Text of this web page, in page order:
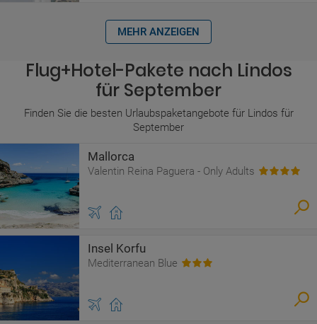
MEHR ANZEIGEN
Flug+Hotel-Pakete nach Lindos
für September
Finden Sie die besten Urlaubspaketangebote für Lindos für
September
Mallorca
Valentin Reina Paguera - Only Adults
Insel Korfu
Mediterranean Blue